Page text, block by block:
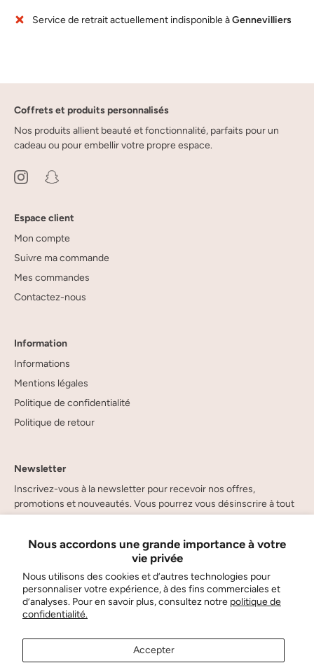
Nous accordons une grande importance à votre
vie privée
Nous utilisons des cookies et d’autres technologies pour
personnaliser votre expérience, à des fins commerciales et
d’analyses. Pour en savoir plus, consultez notre politique de
confidentialité.
Accepter
Service de retrait actuellement indisponible àGennevilliers
Coffrets et produits personnalisés
Nos produits allient beauté et fonctionnalité, parfaits pour un
cadeau ou pour embellir votre propre espace.
Espace client
Mon compte
Suivre ma commande
Mes commandes
Contactez-nous
Information
Informations
Mentions légales
Politique de confidentialité
Politique de retour
Newsletter
Inscrivez-vous à la newsletter pour recevoir nos offres,
promotions et nouveautés. Vous pourrez vous désinscrire à tout
moment.